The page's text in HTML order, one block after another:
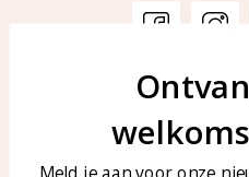
Veelgestelde vragen
Sieraden onderhouden
Meld je aan voor onze